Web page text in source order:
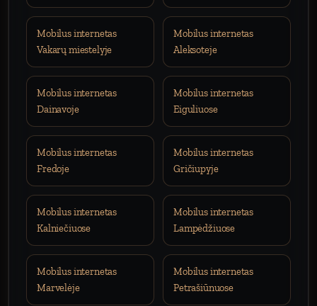
Mobilus internetas
Vakarų miestelyje
Mobilus internetas
Aleksoteje
Mobilus internetas
Dainavoje
Mobilus internetas
Eiguliuose
Mobilus internetas
Fredoje
Mobilus internetas
Gričiupyje
Mobilus internetas
Kalniečiuose
Mobilus internetas
Lampėdžiuose
Mobilus internetas
Marvelėje
Mobilus internetas
Petrašiūnuose